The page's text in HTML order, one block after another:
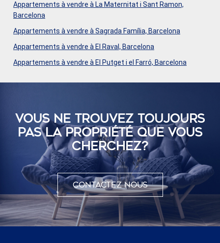
Appartements à vendre à La Maternitat i Sant Ramon,
Barcelona
Appartements à vendre à Sagrada Família, Barcelona
Appartements à vendre à El Raval, Barcelona
Appartements à vendre à El Putget i el Farró, Barcelona
VOUS NE TROUVEZ TOUJOURS
PAS LA PROPRIÉTÉ QUE VOUS
CHERCHEZ?
Contactez nous